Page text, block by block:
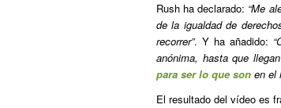
Rush ha declarado: “Me
de la igualdad de
recorrer”. Y ha añadido:
anónima, hasta que
para ser lo que son en el
El resultado del vídeo es